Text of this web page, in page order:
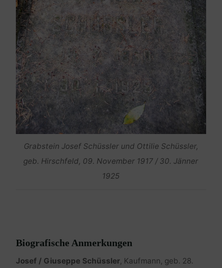
Grabstein Josef Schüssler und Ottilie Schüssler,
geb. Hirschfeld, 09. November 1917 / 30. Jänner
1925
Biografische Anmerkungen
Josef / Giuseppe Schüssler, Kaufmann, geb. 28.